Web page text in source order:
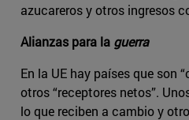
azucareros y otros ingresos
Alianzas para la guerra
En la UE hay países que son
otros “receptores netos”.
lo que reciben a cambio y